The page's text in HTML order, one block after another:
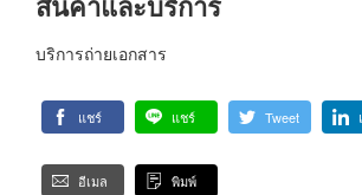
บริการถ่ายเอกสาร
แชร์ แชร์ Tweet
อีเมล พิมพ์